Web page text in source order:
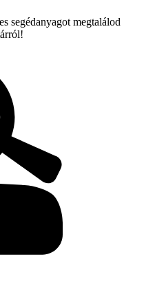
segédanyagot megtalálod